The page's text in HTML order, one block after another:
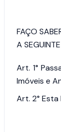
FAÇO
A
Art. 1°
Imóveis e
Art. 2° Esta